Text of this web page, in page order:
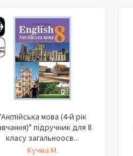
мова (4-й рік
підручник для 8
класу загальноосв...
Кучма М.